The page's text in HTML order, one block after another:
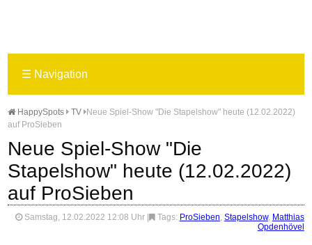
☰ Navigation
HappySpots TV
Neue Spiel-Show "Die Stapelshow" heute (12.02.2022)
auf ProSieben
Neue Spiel-Show "Die
Stapelshow" heute (12.02.2022)
auf ProSieben
Samstag, 12.02.2022 12:08 Uhr Tags: ProSieben, Stapelshow, Matthias
Opdenhövel